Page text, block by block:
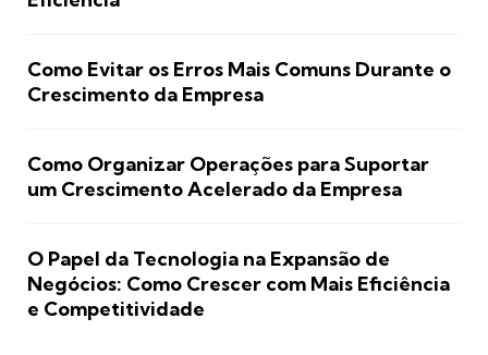
Como Evitar os Erros Mais Comuns Durante o
Crescimento da Empresa
Como Organizar Operações para Suportar
um Crescimento Acelerado da Empresa
O Papel da Tecnologia na Expansão de
Negócios: Como Crescer com Mais Eficiência
e Competitividade